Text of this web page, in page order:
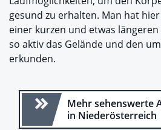
gesund zu erhalten. Man hat
einer kurzen und etwas
so aktiv das Gelände und den
erkunden.
Mehr sehenswerte
in Niederösterreich